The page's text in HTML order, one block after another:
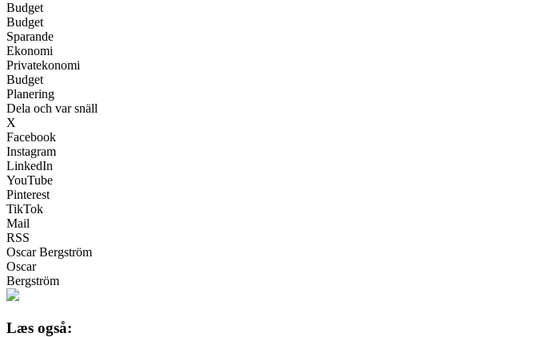
Budget
Budget
Sparande
Ekonomi
Privatekonomi
Budget
Planering
Dela och var snäll
X
Facebook
Instagram
LinkedIn
YouTube
Pinterest
TikTok
Mail
RSS
Oscar Bergström
Oscar
Bergström
Læs også: